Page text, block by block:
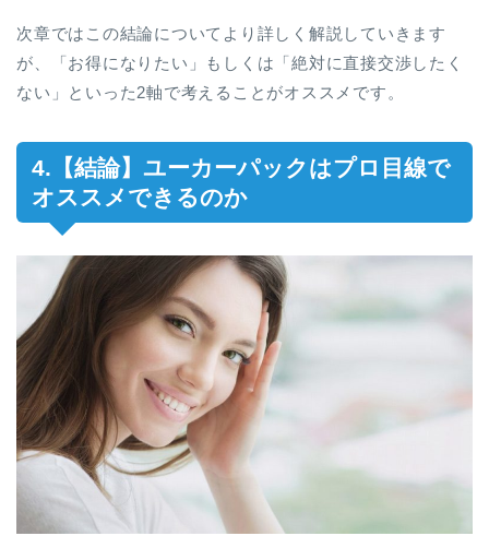
次章ではこの結論についてより詳しく解説していきます
が、「お得になりたい」もしくは「絶対に直接交渉したく
ない」といった2軸で考えることがオススメです。
4.【結論】ユーカーパックはプロ目線で
オススメできるのか